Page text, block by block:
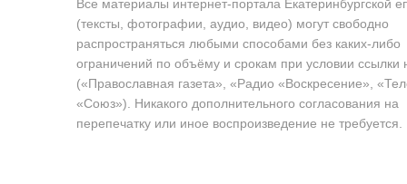
Все материалы интернет-портала Екатеринбургской
(тексты, фотографии, аудио, видео) могут свободно
распространяться любыми способами без каких-либо
ограничений по объёму и срокам при условии ссылки
(«Православная газета», «Радио «Воскресение»,
«Союз»). Никакого дополнительного согласования на
перепечатку или иное воспроизведение не требуется.